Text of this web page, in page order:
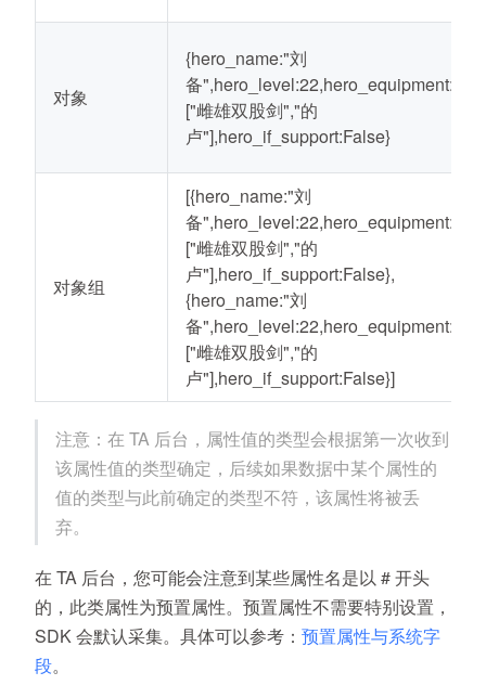
对象
{hero_name:"刘
备",hero_level:22,hero_equipment:
["雌雄双股剑","的
卢"],hero_if_support:False}
对象组
[{hero_name:"刘
备",hero_level:22,hero_equipment:
["雌雄双股剑","的
卢"],hero_if_support:False},
{hero_name:"刘
备",hero_level:22,hero_equipment:
["雌雄双股剑","的
卢"],hero_if_support:False}]
注意：在 TA 后台，属性值的类型会根据第一次收到
该属性值的类型确定，后续如果数据中某个属性的
值的类型与此前确定的类型不符，该属性将被丢
弃。
在 TA 后台，您可能会注意到某些属性名是以 # 开头
的，此类属性为预置属性。预置属性不需要特别设置，
SDK 会默认采集。具体可以参考： 预置属性与系统字
段。